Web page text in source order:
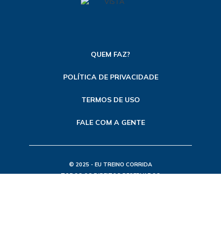
QUEM FAZ?
POLÍTICA DE PRIVACIDADE
TERMOS DE USO
FALE COM A GENTE
© 2025 - EU TREINO CORRIDA
TODOS OS DIREITOS RESERVADOS